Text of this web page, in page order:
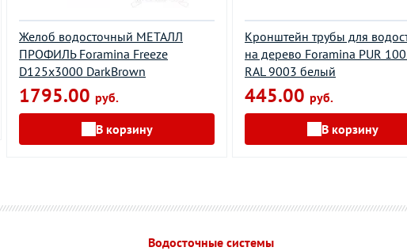
Желоб водосточный МЕТАЛЛ
ПРОФИЛЬ Foramina Freeze
D125х3000 DarkBrown
1795.00 руб.
В корзину
Кронштейн трубы для
на дерево Foramina PUR
RAL 9003 белый
445.00 руб.
В корзину
Водосточные системы